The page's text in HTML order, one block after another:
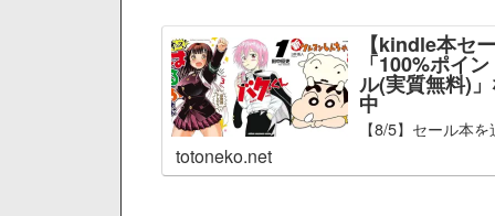
【kindle本セ
「100%ポイ
ル(実質無料)
中
【8/5】セール本
totoneko.net